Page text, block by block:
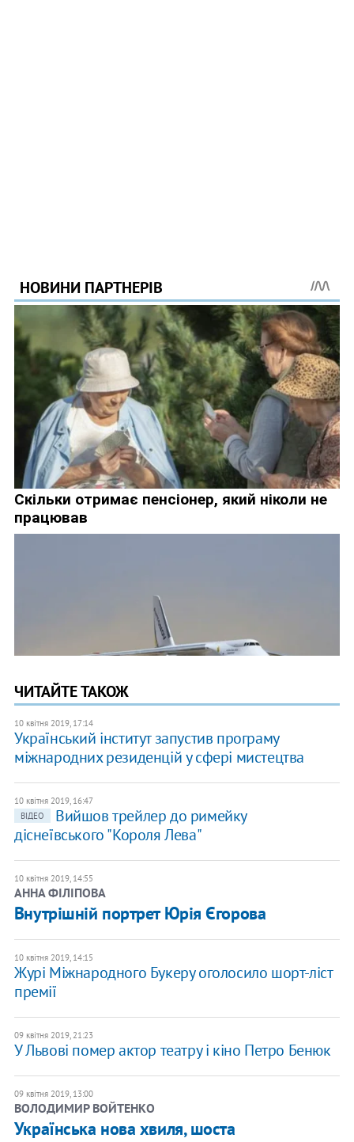
ЧИТАЙТЕ ТАКОЖ
10 квітня 2019, 17:14
Український інститут запустив програму
міжнародних резиденцій у сфері мистецтва
10 квітня 2019, 16:47
ВІДЕО
Вийшов трейлер до римейку
діснеївського "Короля Лева"
10 квітня 2019, 14:55
АННА ФІЛІПОВА
Внутрішній портрет Юрія Єгорова
10 квітня 2019, 14:15
Журі Міжнародного Букеру оголосило шорт-ліст
премії
09 квітня 2019, 21:23
У Львові помер актор театру і кіно Петро Бенюк
09 квітня 2019, 13:00
ВОЛОДИМИР ВОЙТЕНКО
Українська нова хвиля, шоста